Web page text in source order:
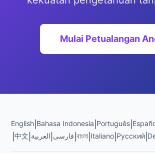
Mulai Petualangan
English Bahasa Indonesia Português
中文 العربية فارسی বাংলা| Italiano| Русский|